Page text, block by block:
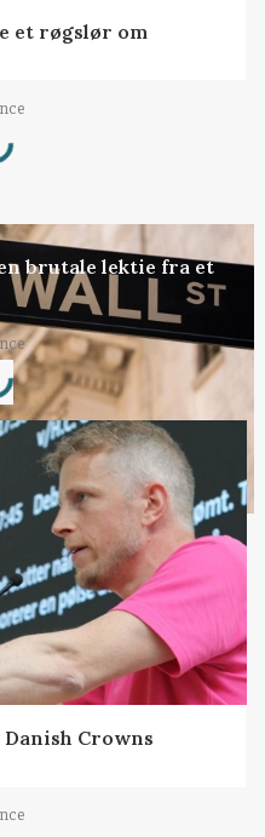
et røgslør om
brutale lektie fra et
Crowns